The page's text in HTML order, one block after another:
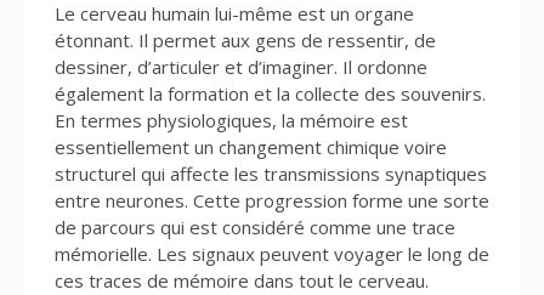
Le cerveau humain lui-même est un organe
étonnant. Il permet aux gens de ressentir, de
dessiner, d’articuler et d’imaginer. Il ordonne
également la formation et la collecte des souvenirs.
En termes physiologiques, la mémoire est
essentiellement un changement chimique voire
structurel qui affecte les transmissions synaptiques
entre neurones. Cette progression forme une sorte
de parcours qui est considéré comme une trace
mémorielle. Les signaux peuvent voyager le long de
ces traces de mémoire dans tout le cerveau.